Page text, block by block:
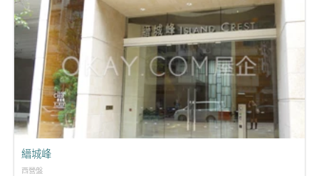
縉城峰
西營盤